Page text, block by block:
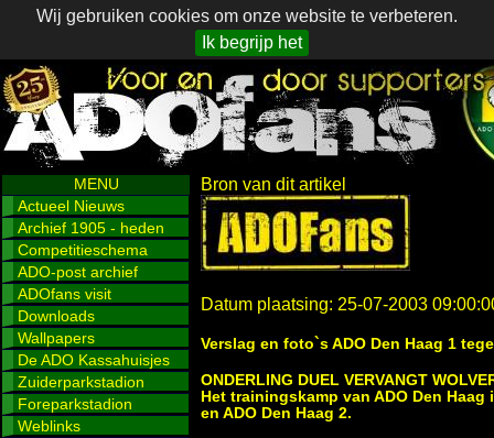
Wij gebruiken cookies om onze website te verbeteren.
Ik begrijp het
MENU
Actueel Nieuws
Archief 1905 - heden
Competitieschema
ADO-post archief
ADOfans visit
Downloads
Wallpapers
De ADO Kassahuisjes
Zuiderparkstadion
Foreparkstadion
Weblinks
Bron van dit artikel
Datum plaatsing: 25-07-2003
Verslag en foto`s ADO Den Haag 1
ONDERLING DUEL VERVANGT
Het trainingskamp van ADO Den
en ADO Den Haag 2.